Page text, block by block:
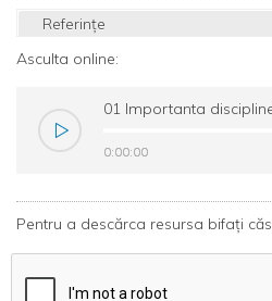
Referințe
Asculta online:
01 Importanta
0:00:00
0:00:00
Pentru a descărca resursa bifați